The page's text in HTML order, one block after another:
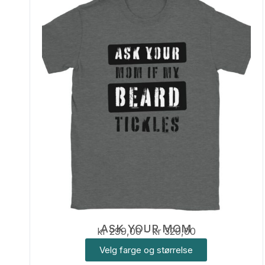
ASK YOUR MOM
kr299,00 – kr329,00
Velg farge og størrelse